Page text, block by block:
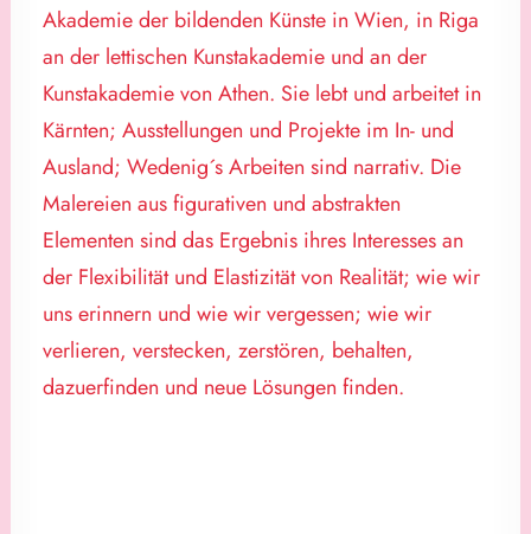
Akademie der bildenden Künste in Wien, in Riga
an der lettischen Kunstakademie und an der
Kunstakademie von Athen. Sie lebt und arbeitet in
Kärnten; Ausstellungen und Projekte im In- und
Ausland; Wedenig´s Arbeiten sind narrativ. Die
Malereien aus figurativen und abstrakten
Elementen sind das Ergebnis ihres Interesses an
der Flexibilität und Elastizität von Realität; wie wir
uns erinnern und wie wir vergessen; wie wir
verlieren, verstecken, zerstören, behalten,
dazuerfinden und neue Lösungen finden.